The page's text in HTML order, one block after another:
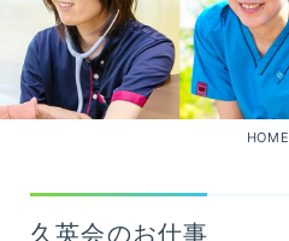
在宅サービス
HOME
久英会のお仕事